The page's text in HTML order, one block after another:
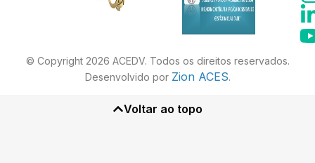
© Copyright 2026 ACEDV. Todos os direitos reservados.
Desenvolvido por Zion ACES.
Voltar ao topo